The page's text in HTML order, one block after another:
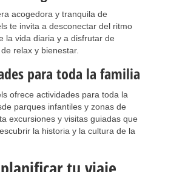
acogedora y tranquila de
te invita a desconectar del ritmo
la vida diaria y a disfrutar de
relax y bienestar.
para toda la familia
ofrece actividades para toda la
parques infantiles y zonas de
excursiones y visitas guiadas que
la historia y la cultura de la